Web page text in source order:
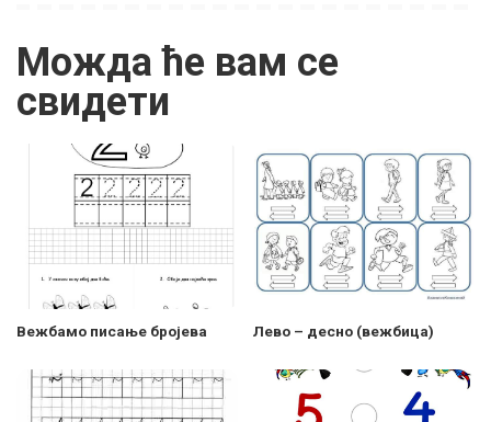
Можда ће вам се
свидети
Вежбамо писање бројева Лево – десно (вежбица)